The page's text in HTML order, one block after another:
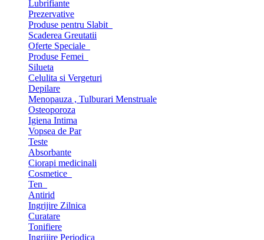
Lubrifiante
Prezervative
Produse pentru Slabit
Scaderea Greutatii
Oferte Speciale
Produse Femei
Silueta
Celulita si Vergeturi
Depilare
Menopauza , Tulburari Menstruale
Osteoporoza
Igiena Intima
Vopsea de Par
Teste
Absorbante
Ciorapi medicinali
Cosmetice
Ten
Antirid
Ingrijire Zilnica
Curatare
Tonifiere
Ingrijire Periodica